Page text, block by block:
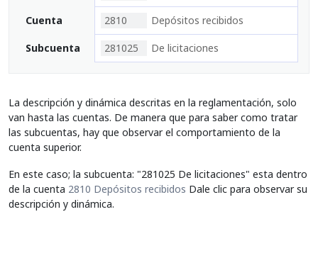
Cuenta 2810 Depósitos recibidos
Subcuenta 281025 De licitaciones
La descripción y dinámica descritas en la reglamentación, solo
van hasta las cuentas. De manera que para saber como tratar
las subcuentas, hay que observar el comportamiento de la
cuenta superior.
En este caso; la subcuenta: "281025 De licitaciones" esta dentro
de la cuenta 2810 Depósitos recibidos Dale clic para observar su
descripción y dinámica.